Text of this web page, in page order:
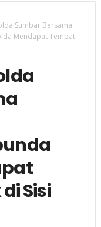
Sumbar Bersama
Mendapat Tempat
Sisi